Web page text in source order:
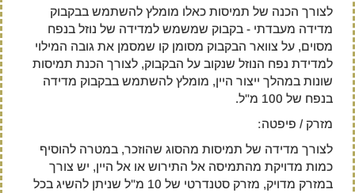
לצורך הכנה של תמיסות כאלו מומלץ להשתמש בבקבוק
מדידה מעבדתי - בקבוק שמשמש למדידה של נוזל בנפח
מסוים, על צוואר הבקבוק מסומן קו שמסמן את גובה המילוי
למדידת נפח הנוזל שנקוב על הבקבוק, לצורך הכנת תמיסות
שונות במהלך ייצור היין, מומלץ להשתמש בבקבוק מדידה
בנפח של 100 מ"ל.
מזרק / פיפטה:
לצורך מדידה של תמיסות מהסוג שהוזכר, במטרה להוסיף
כמות מדויקת מהתמיסה אל התירוש או אל היין, יש צורך
במזרק מדויק, מזרק סטנדרטי של 10 מ"ל שניתן להשיג בכל